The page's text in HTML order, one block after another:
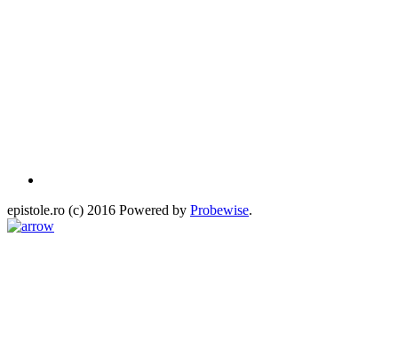
epistole.ro (c) 2016 Powered by Probewise.